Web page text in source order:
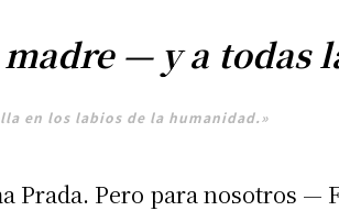
— y a todas
en los labios de la humanidad.»
Prada. Pero para nosotros